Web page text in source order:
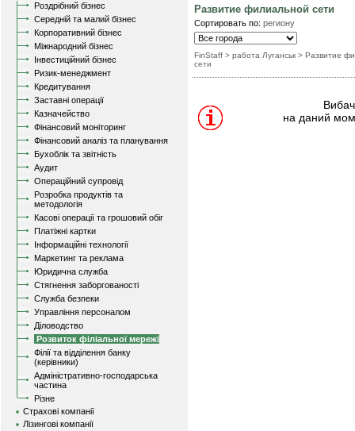
Роздрібний бізнес
Середній та малий бізнес
Корпоративний бізнес
Міжнародний бізнес
Інвестиційний бізнес
Ризик-менеджмент
Кредитування
Заставні операції
Казначейство
Фінансовий моніторинг
Фінансовий аналіз та планування
Бухоблік та звітність
Аудит
Операційний супровід
Розробка продуктів та
методологія
Касові операції та грошовий обіг
Платіжні картки
Інформаційні технології
Маркетинг та реклама
Юридична служба
Стягнення заборгованості
Служба безпеки
Управління персоналом
Діловодство
Розвиток філіальної мережі
Філії та відділення банку
(керівники)
Адміністративно-господарська
частина
Різне
Страхові компанії
Лізингові компанії
Развитие филиальной сети
Сортировать по: региону
FinStaff > работа Луганськ > Развитие
сети
на даний